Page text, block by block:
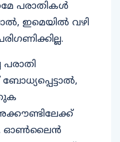
പരാതികൾ
ഇമെയിൽ വഴി
പരാതി
ഓൺലൈൻ